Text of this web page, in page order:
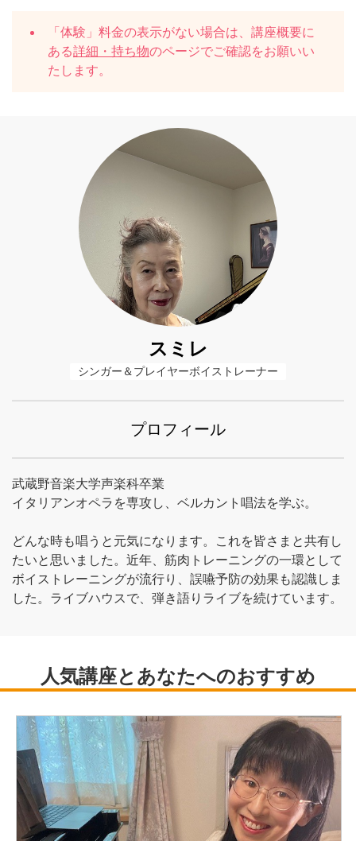
「体験」料金の表示がない場合は、講座概要に
ある詳細・持ち物のページでご確認をお願いい
たします。
スミレ
シンガー＆プレイヤーボイストレーナー
プロフィール
武蔵野音楽大学声楽科卒業
イタリアンオペラを専攻し、ベルカント唱法を学ぶ。
どんな時も唱うと元気になります。これを皆さまと共有し
たいと思いました。近年、筋肉トレーニングの一環として
ボイストレーニングが流行り、誤嚥予防の効果も認識しま
した。ライブハウスで、弾き語りライブを続けています。